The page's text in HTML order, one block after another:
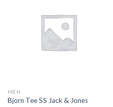
MEN
Bjorn Tee SS Jack & Jones